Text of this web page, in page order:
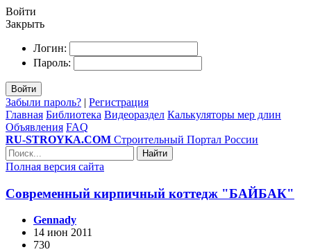
Войти
Закрыть
Логин:
Пароль:
Войти
Забыли пароль? | Регистрация
Главная Библиотека Видеораздел Калькуляторы мер длин
Объявления FAQ
RU-STROYKA.COM Строительный Портал России
Найти
Полная версия сайта
Современный кирпичный коттедж "БАЙБАК"
Gennady
14 июн 2011
730